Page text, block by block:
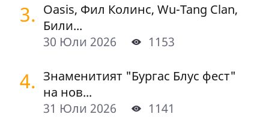
3. Oasis, Фил Колинс, Wu-Tang Clan,
Били...
30 Юли 2026
1153
4. Знаменитият "Бургас Блус фест"
на нов...
31 Юли 2026
1141